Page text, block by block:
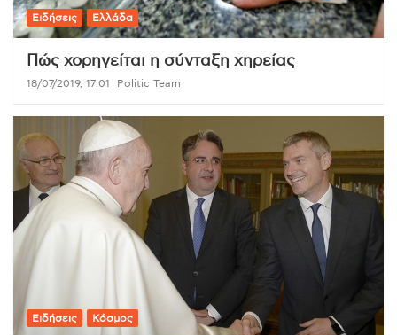
Ειδήσεις Ελλάδα
Πώς χορηγείται η σύνταξη χηρείας
18/07/2019, 17:01 Politic Team
Ειδήσεις Κόσμος